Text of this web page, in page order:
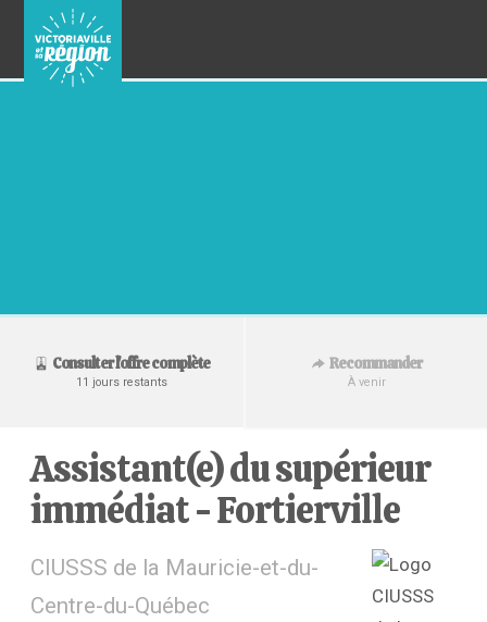
Consulter l'offre complète
11 jours restants
Recommander
À venir
Assistant(e) du supérieur
immédiat - Fortierville
CIUSSS de la Mauricie-et-du-
Centre-du-Québec